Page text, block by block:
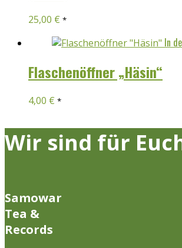
25,00 € *
In
Flaschenöffner „Häsin“
4,00 € *
Wir sind für
Samowar
Tea &
Records